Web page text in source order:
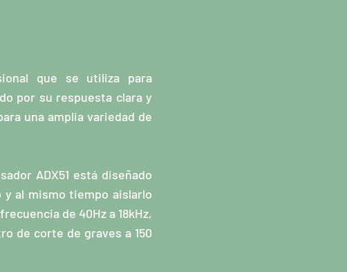
que se utiliza para
por su respuesta clara y
una amplia variedad de
ADX51 está diseñado
al mismo tiempo aislarlo
de 40Hz a 18kHz,
de corte de graves a 150